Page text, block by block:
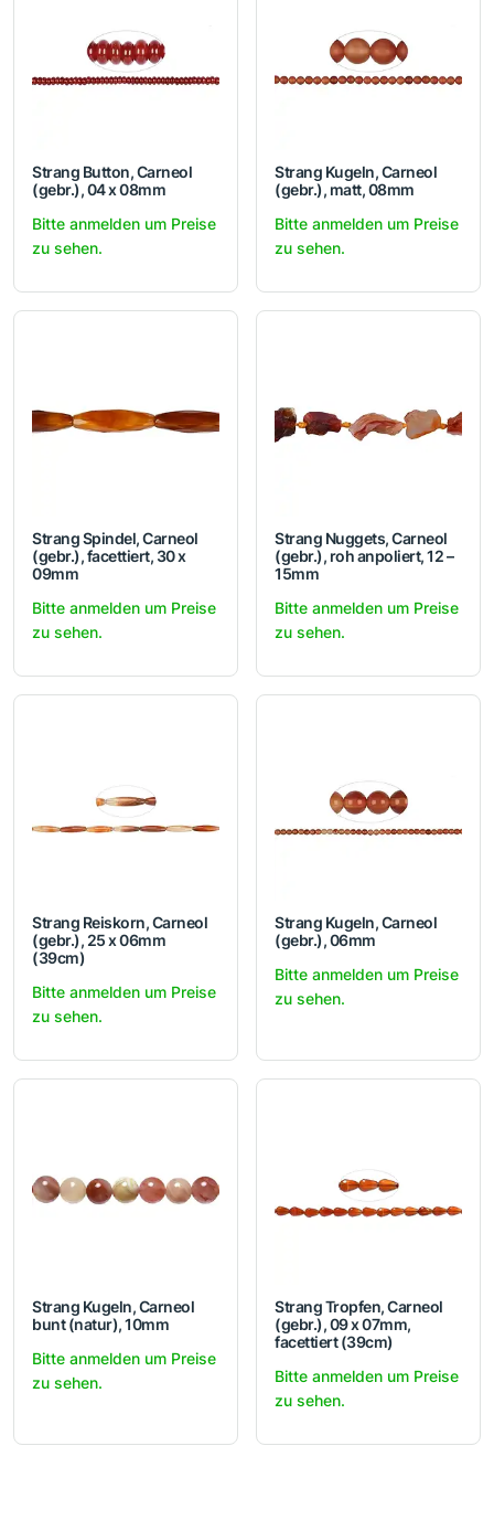
Strang Button, Carneol
(gebr.), 04 x 08mm
Bitte anmelden um Preise
zu sehen.
Strang Kugeln, Carneol
(gebr.), matt, 08mm
Bitte anmelden um Preise
zu sehen.
Strang Spindel, Carneol
(gebr.), facettiert, 30 x
09mm
Bitte anmelden um Preise
zu sehen.
Strang Nuggets, Carneol
(gebr.), roh anpoliert, 12 –
15mm
Bitte anmelden um Preise
zu sehen.
Strang Reiskorn, Carneol
(gebr.), 25 x 06mm
(39cm)
Bitte anmelden um Preise
zu sehen.
Strang Kugeln, Carneol
(gebr.), 06mm
Bitte anmelden um Preise
zu sehen.
Strang Kugeln, Carneol
bunt (natur), 10mm
Bitte anmelden um Preise
zu sehen.
Strang Tropfen, Carneol
(gebr.), 09 x 07mm,
facettiert (39cm)
Bitte anmelden um Preise
zu sehen.